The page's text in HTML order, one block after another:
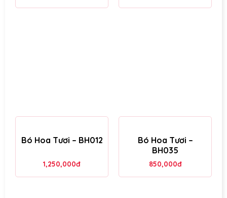
Bó Hoa Tươi – BH012
1,250,000đ
Bó Hoa Tươi –
BH035
850,000đ